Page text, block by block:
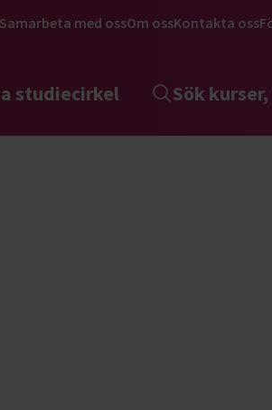
Samarbeta med ossOm ossKontakta oss
studiecirkel Sök